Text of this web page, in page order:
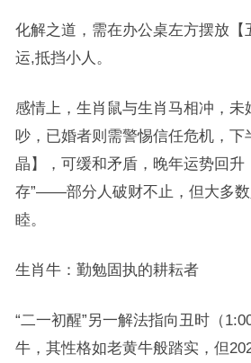
化解之道，需在办公桌左方摆放【
运,抵挡小人。
感情上，生肖鼠与生肖马相冲，未
吵，已婚者则需警惕信任危机，下
晶】，可缓和矛盾，晚年运势回升
存”——部分人破财不止，但大多
睦。
生肖牛：勤勉固执的耕耘者
“二一初醒”另一解法指向丑时（
牛，其性格如老黄牛般踏实，但